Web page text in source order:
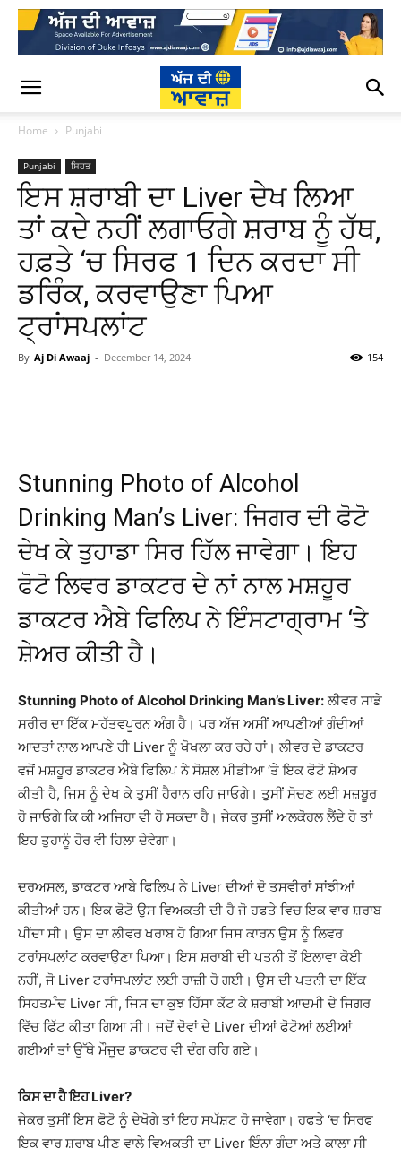
Home Punjabi
Punjabi ਸਿਹਤ
ਇਸ ਸ਼ਰਾਬੀ ਦਾ Liver ਦੇਖ ਲਿਆ
ਤਾਂ ਕਦੇ ਨਹੀਂ ਲਗਾਓਗੇ ਸ਼ਰਾਬ ਨੂੰ ਹੱਥ,
ਹਫ਼ਤੇ ‘ਚ ਸਿਰਫ 1 ਦਿਨ ਕਰਦਾ ਸੀ
ਡਰਿੰਕ, ਕਰਵਾਉਣਾ ਪਿਆ
ਟ੍ਰਾਂਸਪਲਾਂਟ
By Aj Di Awaaj - December 14, 2024 154
Stunning Photo of Alcohol
Drinking Man’s Liver: ਜਿਗਰ ਦੀ ਫੋਟੋ
ਦੇਖ ਕੇ ਤੁਹਾਡਾ ਸਿਰ ਹਿੱਲ ਜਾਵੇਗਾ। ਇਹ
ਫੋਟੋ ਲਿਵਰ ਡਾਕਟਰ ਦੇ ਨਾਂ ਨਾਲ ਮਸ਼ਹੂਰ
ਡਾਕਟਰ ਐਬੇ ਫਿਲਿਪ ਨੇ ਇੰਸਟਾਗ੍ਰਾਮ ‘ਤੇ
ਸ਼ੇਅਰ ਕੀਤੀ ਹੈ।
Stunning Photo of Alcohol Drinking Man’s Liver: ਲੀਵਰ ਸਾਡੇ
ਸਰੀਰ ਦਾ ਇੱਕ ਮਹੱਤਵਪੂਰਨ ਅੰਗ ਹੈ। ਪਰ ਅੱਜ ਅਸੀਂ ਆਪਣੀਆਂ ਗੰਦੀਆਂ
ਆਦਤਾਂ ਨਾਲ ਆਪਣੇ ਹੀ Liver ਨੂੰ ਖੋਖਲਾ ਕਰ ਰਹੇ ਹਾਂ। ਲੀਵਰ ਦੇ ਡਾਕਟਰ
ਵਜੋਂ ਮਸ਼ਹੂਰ ਡਾਕਟਰ ਐਬੇ ਫਿਲਿਪ ਨੇ ਸੋਸ਼ਲ ਮੀਡੀਆ ‘ਤੇ ਇਕ ਫੋਟੋ ਸ਼ੇਅਰ
ਕੀਤੀ ਹੈ, ਜਿਸ ਨੂੰ ਦੇਖ ਕੇ ਤੁਸੀਂ ਹੈਰਾਨ ਰਹਿ ਜਾਓਗੇ। ਤੁਸੀਂ ਸੋਚਣ ਲਈ ਮਜ਼ਬੂਰ
ਹੋ ਜਾਓਗੇ ਕਿ ਕੀ ਅਜਿਹਾ ਵੀ ਹੋ ਸਕਦਾ ਹੈ। ਜੇਕਰ ਤੁਸੀਂ ਅਲਕੋਹਲ ਲੈਂਦੇ ਹੋ ਤਾਂ
ਇਹ ਤੁਹਾਨੂੰ ਹੋਰ ਵੀ ਹਿਲਾ ਦੇਵੇਗਾ।
ਦਰਅਸਲ, ਡਾਕਟਰ ਆਬੇ ਫਿਲਿਪ ਨੇ Liver ਦੀਆਂ ਦੋ ਤਸਵੀਰਾਂ ਸਾਂਝੀਆਂ
ਕੀਤੀਆਂ ਹਨ। ਇਕ ਫੋਟੋ ਉਸ ਵਿਅਕਤੀ ਦੀ ਹੈ ਜੋ ਹਫਤੇ ਵਿਚ ਇਕ ਵਾਰ ਸ਼ਰਾਬ
ਪੀਂਦਾ ਸੀ। ਉਸ ਦਾ ਲੀਵਰ ਖਰਾਬ ਹੋ ਗਿਆ ਜਿਸ ਕਾਰਨ ਉਸ ਨੂੰ ਲਿਵਰ
ਟਰਾਂਸਪਲਾਂਟ ਕਰਵਾਉਣਾ ਪਿਆ। ਇਸ ਸ਼ਰਾਬੀ ਦੀ ਪਤਨੀ ਤੋਂ ਇਲਾਵਾ ਕੋਈ
ਨਹੀਂ, ਜੋ Liver ਟਰਾਂਸਪਲਾਂਟ ਲਈ ਰਾਜ਼ੀ ਹੋ ਗਈ। ਉਸ ਦੀ ਪਤਨੀ ਦਾ ਇੱਕ
ਸਿਹਤਮੰਦ Liver ਸੀ, ਜਿਸ ਦਾ ਕੁਝ ਹਿੱਸਾ ਕੱਟ ਕੇ ਸ਼ਰਾਬੀ ਆਦਮੀ ਦੇ ਜਿਗਰ
ਵਿੱਚ ਫਿੱਟ ਕੀਤਾ ਗਿਆ ਸੀ। ਜਦੋਂ ਦੋਵਾਂ ਦੇ Liver ਦੀਆਂ ਫੋਟੋਆਂ ਲਈਆਂ
ਗਈਆਂ ਤਾਂ ਉੱਥੇ ਮੌਜੂਦ ਡਾਕਟਰ ਵੀ ਦੰਗ ਰਹਿ ਗਏ।
ਕਿਸ ਦਾ ਹੈ ਇਹ Liver?
ਜੇਕਰ ਤੁਸੀਂ ਇਸ ਫੋਟੋ ਨੂੰ ਦੇਖੋਗੇ ਤਾਂ ਇਹ ਸਪੱਸ਼ਟ ਹੋ ਜਾਵੇਗਾ। ਹਫਤੇ ‘ਚ ਸਿਰਫ
ਇਕ ਵਾਰ ਸ਼ਰਾਬ ਪੀਣ ਵਾਲੇ ਵਿਅਕਤੀ ਦਾ Liver ਇੰਨਾ ਗੰਦਾ ਅਤੇ ਕਾਲਾ ਸੀ